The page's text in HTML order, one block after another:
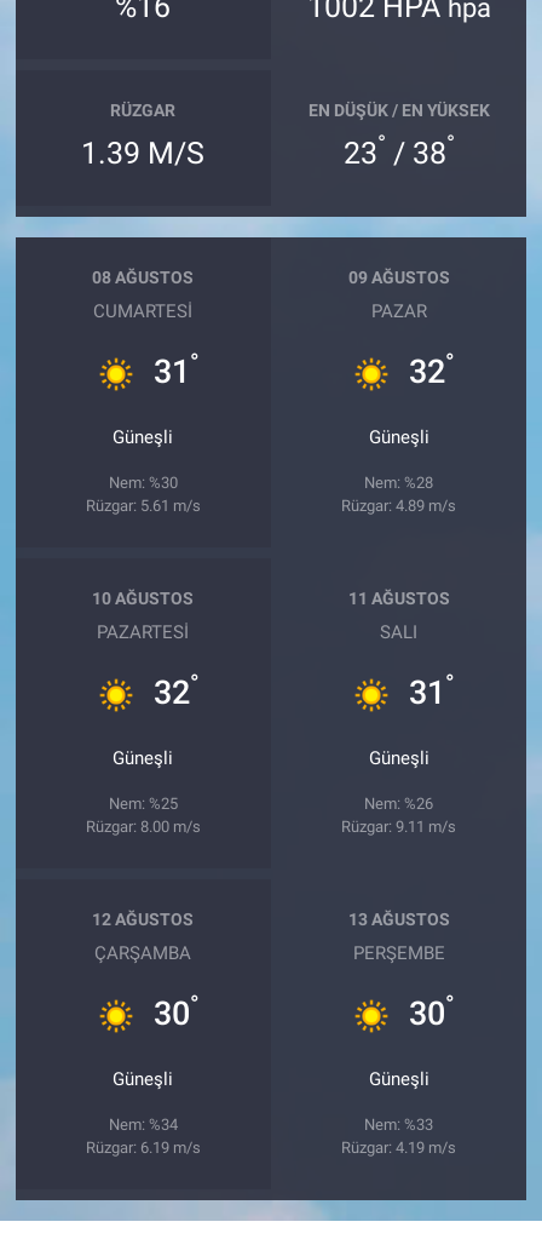
hpa
RÜZGAR
1.39 M/S
EN DÜŞÜK / EN YÜKSEK
23° / 38°
08 AĞUSTOS
CUMARTESI
31 °
Güneşli
Nem: %30
Rüzgar: 5.61 m/s
09 AĞUSTOS
PAZAR
32°
Güneşli
Nem: %28
Rüzgar: 4.89 m/s
10 AĞUSTOS
PAZARTESI
32°
Güneşli
Nem: %25
Rüzgar: 8.00 m/s
11 AĞUSTOS
SALI
31 °
Güneşli
Nem: %26
Rüzgar: 9.11 m/s
12 AĞUSTOS
ÇARŞAMBA
30°
Güneşli
Nem: %34
Rüzgar: 6.19 m/s
13 AĞUSTOS
PERŞEMBE
30°
Güneşli
Nem: %33
Rüzgar: 4.19 m/s